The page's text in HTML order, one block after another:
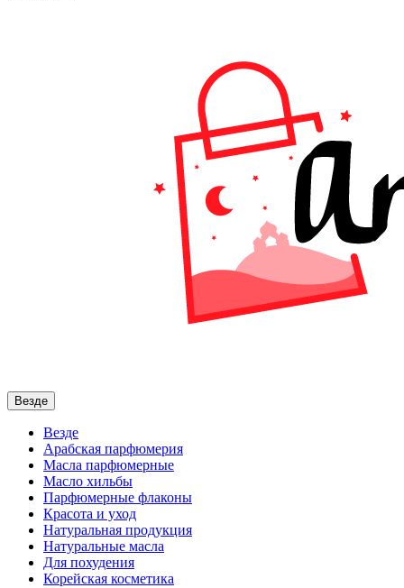
Везде
Везде
Арабская парфюмерия
Масла парфюмерные
Масло хильбы
Парфюмерные флаконы
Красота и уход
Натуральная продукция
Натуральные масла
Для похудения
Корейская косметика